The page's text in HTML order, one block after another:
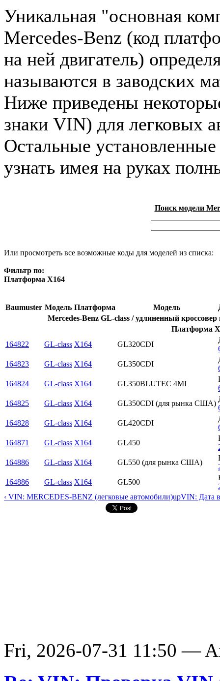
Уникальная "основная
Mercedes-Benz (код
на ней двигатель)
называются в заводских
Ниже приведены
знаки VIN) для легковых
Остальные
узнать имея на руках
Поиск модели
Или просмотреть все возможные коды для моделей из списка:
Фильтр по:
Платформа X164
Baumuster Модель Платформа Модель
Mercedes-Benz GL-class / удлиненный
Платформа
164822
GL-class X164 GL320CDI
164823
GL-class X164 GL350CDI
164824
GL-class X164 GL350BLUTEC 4MI
164825
GL-class X164 GL350CDI (для рынка США)
164828
GL-class X164 GL420CDI
164871
GL-class X164 GL450
164886
GL-class X164 GL550 (для рынка США)
164886
GL-class X164 GL500
‹ VIN: MERCEDES-BENZ (легковые автомобили)upVIN: Дата
Fri, 2026-07-31 11:50 —